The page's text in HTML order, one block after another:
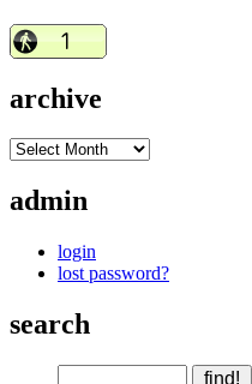
archive
admin
login
lost password?
search